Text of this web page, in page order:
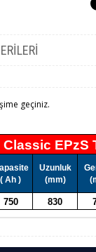
geçiniz.
EPzS
( Ah )
Uzunluk
(mm)
750 830